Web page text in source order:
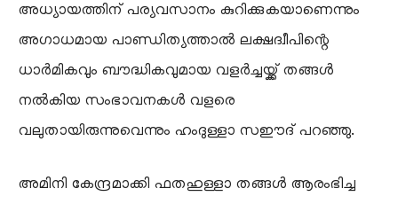
അധ്യായത്തിന് പര്യവസാനം കുറിക്കുകയാണെന്നും
അഗാധമായ പാണ്ഡിത്യത്താൽ ലക്ഷദ്വീപിന്റെ
ധാർമികവും ബൗദ്ധികവുമായ വളർച്ചയ്ക്ക് തങ്ങൾ
നൽകിയ സംഭാവനകൾ വളരെ
വലുതായിരുന്നുവെന്നും ഹംദുള്ളാ സഈദ് പറഞ്ഞു.
അമിനി കേന്ദ്രമാക്കി ഫതഹുള്ളാ തങ്ങൾ ആരംഭിച്ച